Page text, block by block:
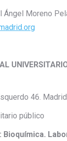
Ángel Moreno
46.
público
Bioquímica.